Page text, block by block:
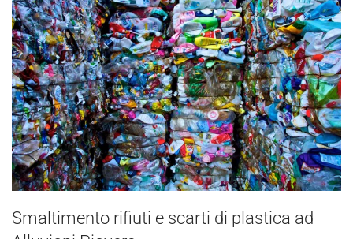
Smaltimento rifiuti e scarti di plastica ad